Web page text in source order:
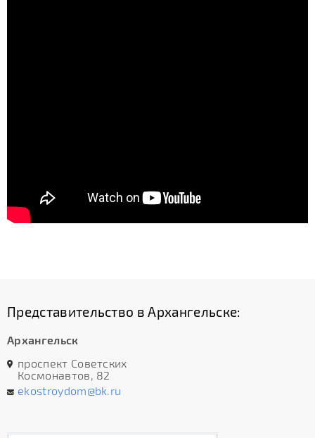
Представительство в Архангельске:
Архангельск
проспект Советских
Космонавтов, 82
ekostroydom@bk.ru